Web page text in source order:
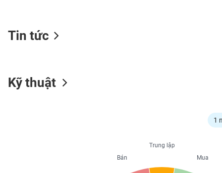
Tin tức
Kỹ thuật
1
Trung lập
Mua
Bán